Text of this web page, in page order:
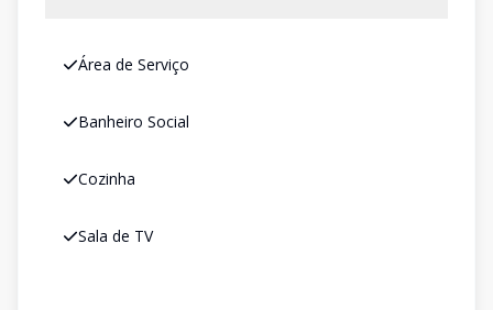
Área de Serviço
Banheiro Social
Cozinha
Sala de TV